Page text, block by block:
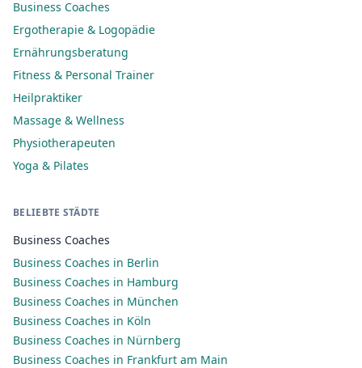
Business Coaches
Ergotherapie & Logopädie
Ernährungsberatung
Fitness & Personal Trainer
Heilpraktiker
Massage & Wellness
Physiotherapeuten
Yoga & Pilates
BELIEBTE STÄDTE
Business Coaches
Business Coaches in Berlin
Business Coaches in Hamburg
Business Coaches in München
Business Coaches in Köln
Business Coaches in Nürnberg
Business Coaches in Frankfurt am Main